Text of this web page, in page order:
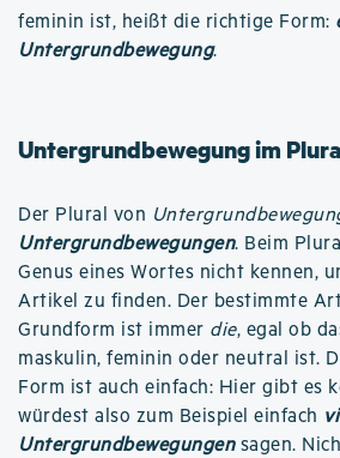
feminin ist, heißt die richtige Form:
Untergrundbewegung.
Untergrundbewegung im
Der Plural von
Untergrundbewegungen. Beim
Genus eines Wortes nicht kennen,
Artikel zu finden. Der bestimmte
Grundform ist immer die, egal ob
maskulin, feminin oder neutral ist.
Form ist auch einfach: Hier gibt es
würdest also zum Beispiel einfach
Untergrundbewegungensagen.